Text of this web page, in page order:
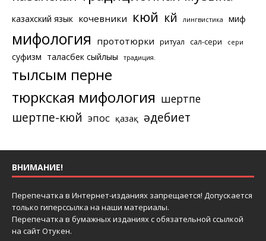
казахский язык кочевники кюй күй лингвистика миф
мифология прототюрки ритуал сал-сери сери
суфизм таласбек сыйлығы традиция.
тылсым перне
тюркская мифология шертпе
шертпе-кюй эпос қазақ әдебиет
ВНИМАНИЕ!
Перепечатка в Интернет-изданиях запрещается! Допускается
только гиперссылка на наши материалы.
Перепечатка в бумажных изданиях с обязательной ссылкой
на сайт Отукен.